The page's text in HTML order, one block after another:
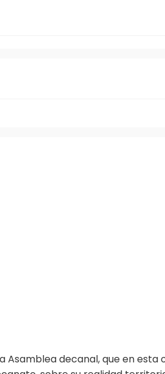
decanal, que en